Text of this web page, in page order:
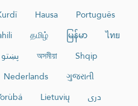
Hausa
Português
தமிழ் မြန်မာ
ไทย
پښتو অসমীয়া
Shqip
Nederlands
ગુજરાતી
Lietuvių
دری